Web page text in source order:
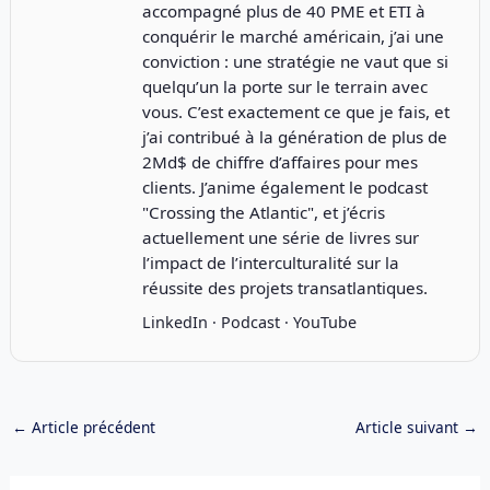
accompagné plus de 40 PME et ETI à
conquérir le marché américain, j’ai une
conviction : une stratégie ne vaut que si
quelqu’un la porte sur le terrain avec
vous. C’est exactement ce que je fais, et
j’ai contribué à la génération de plus de
2Md$ de chiffre d’affaires pour mes
clients. J’anime également le podcast
"Crossing the Atlantic", et j’écris
actuellement une série de livres sur
l’impact de l’interculturalité sur la
réussite des projets transatlantiques.
LinkedIn · Podcast· YouTube
← Article précédent Article suivant →